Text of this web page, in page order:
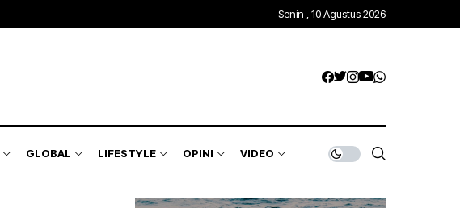
Senin , 10 Agustus 2026
GLOBAL LIFESTYLE OPINI VIDEO